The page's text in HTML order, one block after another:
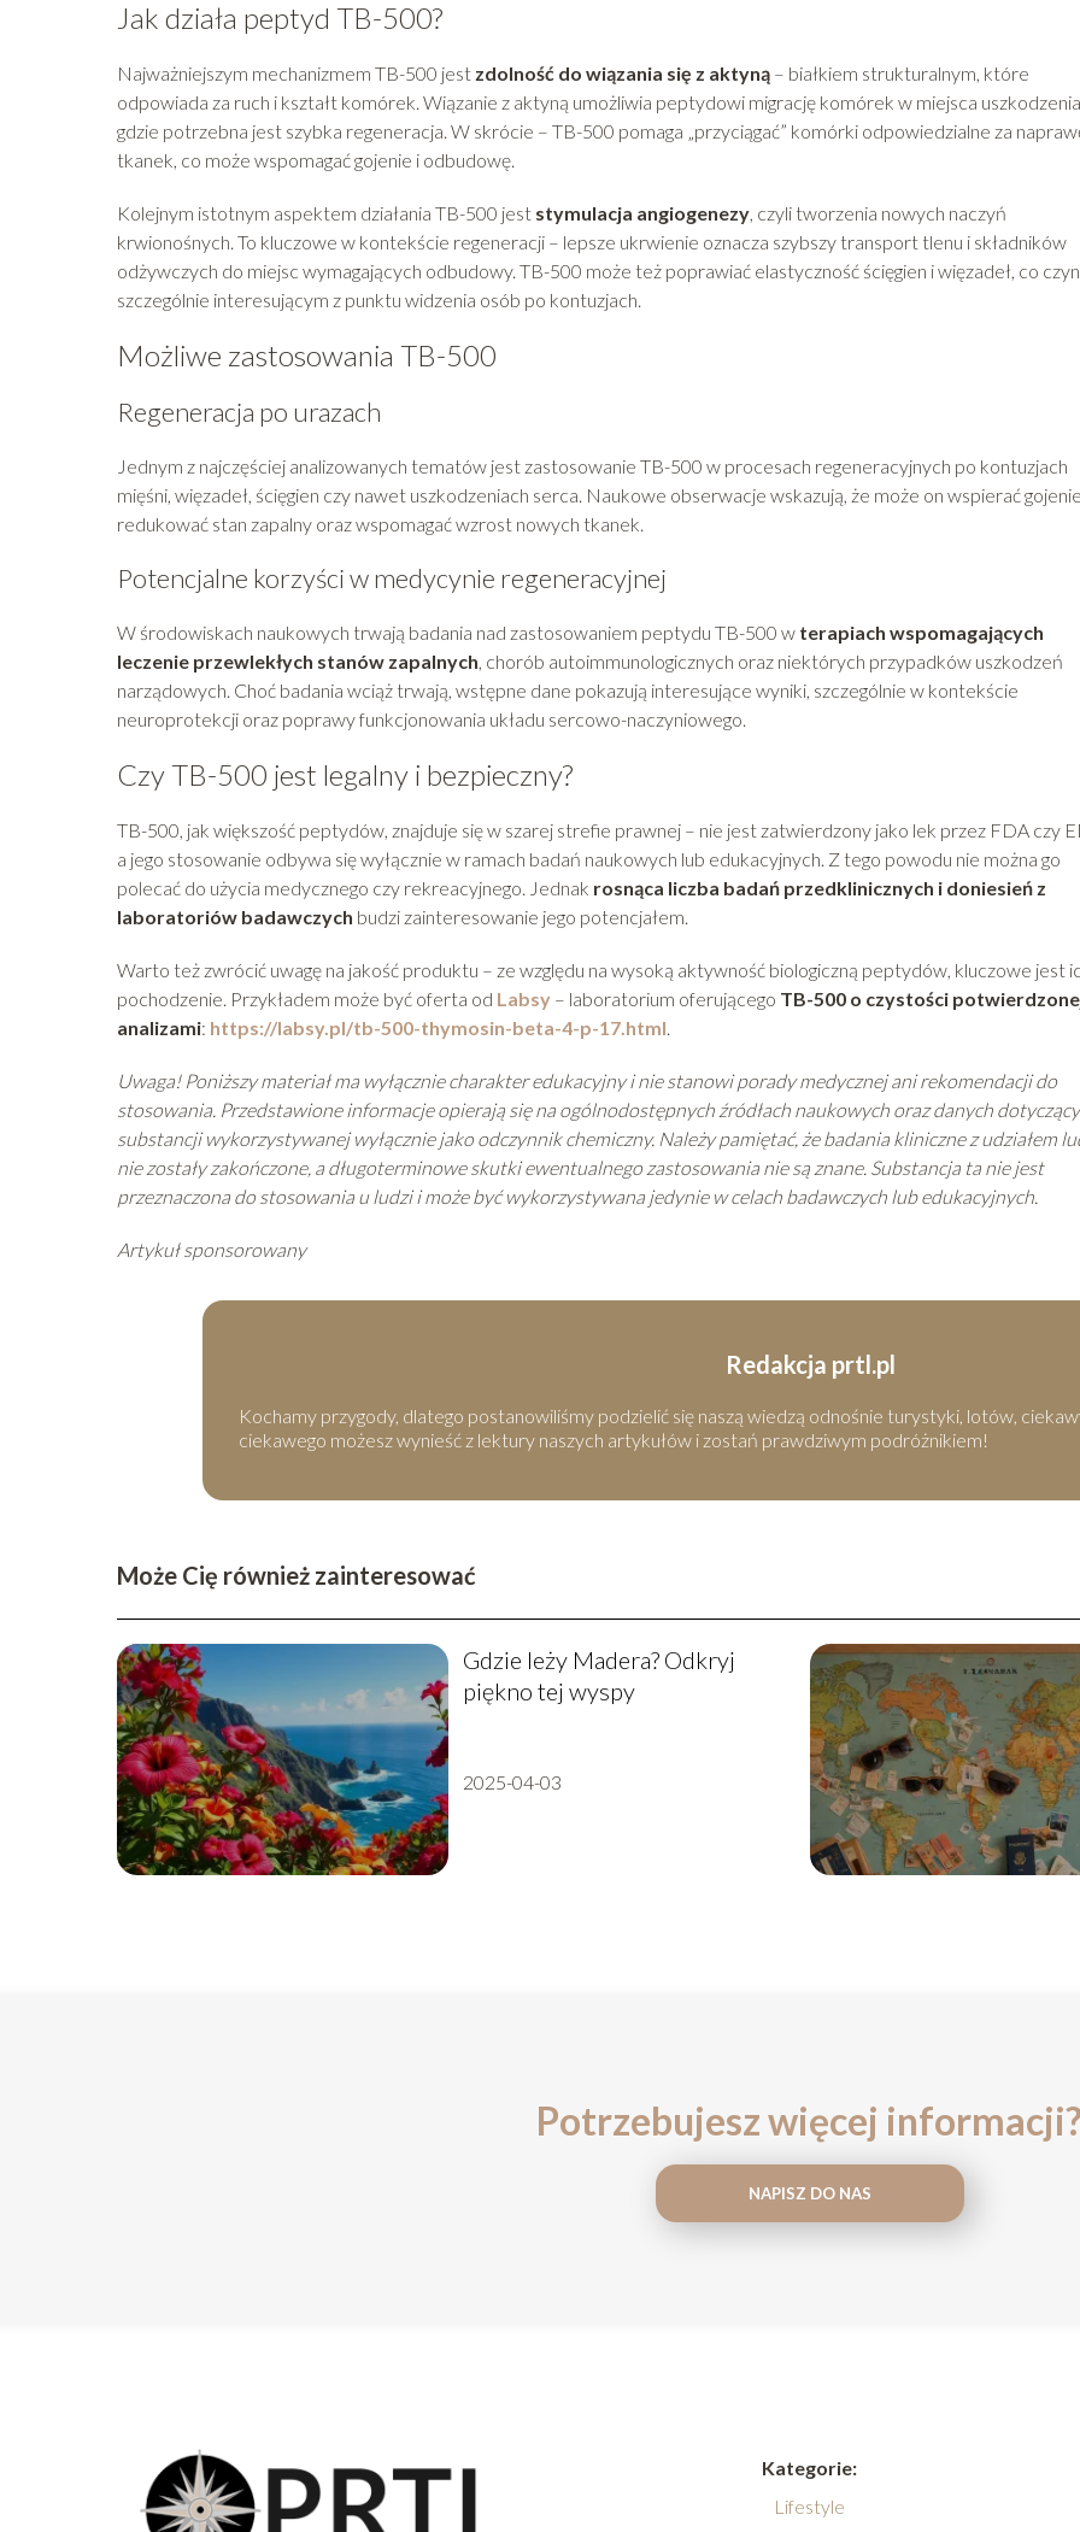
Jak działa peptyd TB-500?
Najważniejszym mechanizmem TB-500 jest zdolność do wiązania się z aktyną – białkiem strukturalnym, które
odpowiada za ruch i kształt komórek. Wiązanie z aktyną umożliwia peptydowi migrację komórek w miejsca
gdzie potrzebna jest szybka regeneracja. W skrócie – TB-500 pomaga „przyciągać” komórki odpowiedzialne za
tkanek, co może wspomagać gojenie i odbudowę.
Kolejnym istotnym aspektem działania TB-500 jest stymulacja angiogenezy, czyli tworzenia nowych naczyń
krwionośnych. To kluczowe w kontekście regeneracji – lepsze ukrwienie oznacza szybszy transport tlenu i składników
odżywczych do miejsc wymagających odbudowy. TB-500 może też poprawiać elastyczność ścięgien i więzadeł, co
szczególnie interesującym z punktu widzenia osób po kontuzjach.
Możliwe zastosowania TB-500
Regeneracja po urazach
Jednym z najczęściej analizowanych tematów jest zastosowanie TB-500 w procesach regeneracyjnych po kontuzjach
mięśni, więzadeł, ścięgien czy nawet uszkodzeniach serca. Naukowe obserwacje wskazują, że może on wspierać
redukować stan zapalny oraz wspomagać wzrost nowych tkanek.
Potencjalne korzyści w medycynie regeneracyjnej
W środowiskach naukowych trwają badania nad zastosowaniem peptydu TB-500 w terapiach wspomagających
leczenie przewlekłych stanów zapalnych, chorób autoimmunologicznych oraz niektórych przypadków uszkodzeń
narządowych. Choć badania wciąż trwają, wstępne dane pokazują interesujące wyniki, szczególnie w kontekście
neuroprotekcji oraz poprawy funkcjonowania układu sercowo-naczyniowego.
Czy TB-500 jest legalny i bezpieczny?
TB-500, jak większość peptydów, znajduje się w szarej strefie prawnej – nie jest zatwierdzony jako lek przez FDA czy
a jego stosowanie odbywa się wyłącznie w ramach badań naukowych lub edukacyjnych. Z tego powodu nie można go
polecać do użycia medycznego czy rekreacyjnego. Jednak rosnąca liczba badań przedklinicznych i doniesień z
laboratoriów badawczych budzi zainteresowanie jego potencjałem.
Warto też zwrócić uwagę na jakość produktu – ze względu na wysoką aktywność biologiczną peptydów, kluczowe jest
pochodzenie. Przykładem może być oferta od Labsy – laboratorium oferującego TB-500 o czystości
analizami: https://labsy.pl/tb-500-thymosin-beta-4-p-17.html.
Uwaga! Poniższy materiał ma wyłącznie charakter edukacyjny i nie stanowi porady medycznej ani rekomendacji do
stosowania. Przedstawione informacje opierają się na ogólnodostępnych źródłach naukowych oraz danych
substancji wykorzystywanej wyłącznie jako odczynnik chemiczny. Należy pamiętać, że badania kliniczne z udziałem
nie zostały zakończone, a długoterminowe skutki ewentualnego zastosowania nie są znane. Substancja ta nie jest
przeznaczona do stosowania u ludzi i może być wykorzystywana jedynie w celach badawczych lub edukacyjnych.
Artykuł sponsorowany
Redakcja prtl.pl
Kochamy przygody, dlatego postanowiliśmy podzielić się naszą wiedzą odnośnie turystyki, lotów,
ciekawego możesz wynieść z lektury naszych artykułów i zostań prawdziwym podróżnikiem!
Może Cię również zainteresować
Gdzie leży Madera? Odkryj
piękno tej wyspy
2025-04-03
Potrzebujesz więcej informacji?
NAPISZ DO NAS
Kategorie:
Lifestyle